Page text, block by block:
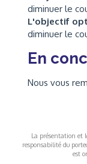
diminuer le
L'objectif
diminuer le
En
Nous vous
La présentation et
responsabilité du
est